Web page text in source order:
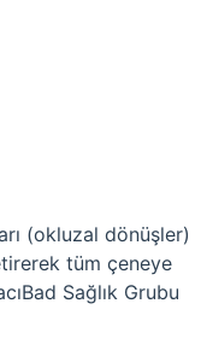
(okluzal dönüşler)
tüm çeneye
Sağlık Grubu